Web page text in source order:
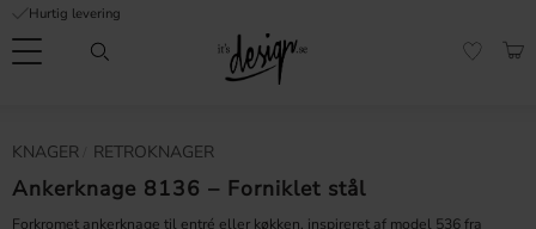
Menu
Hurtig levering
KNAGER RETROKNAGER
Ankerknage 8136 – Forniklet stål
Forkromet ankerknage til entré eller køkken, inspireret af model 536 fra
Ofte stillede
spørgsmål
It's
Design